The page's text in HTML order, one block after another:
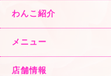
わんこ紹介
メニュー
店舗情報